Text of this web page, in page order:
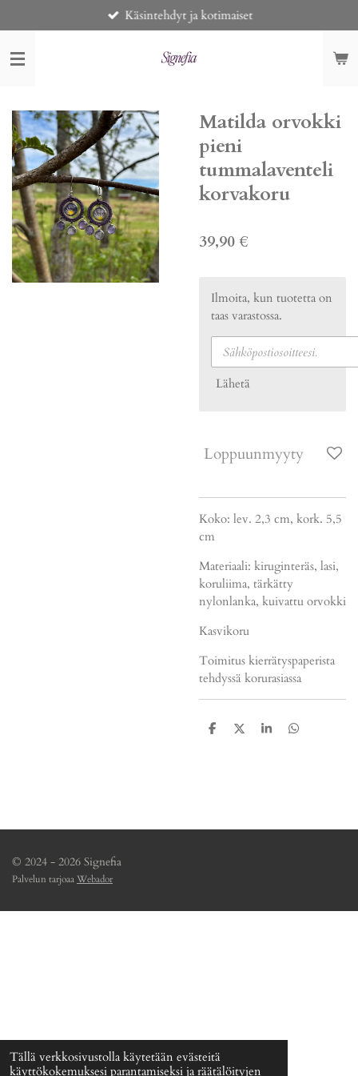
Tällä verkkosivustolla käytetään evästeitä
käyttökokemuksesi parantamiseksi ja räätälöityjen
pääsisältöön
Käsintehdyt ja kotimaiset
Matilda orvokki
pieni
tummalaventeli
korvakoru
39,90 €
Ilmoita, kun tuotetta on
taas varastossa.
Lähetä
Loppuunmyyty
Koko: lev. 2,3 cm, kork. 5,5
cm
Materiaali: kiruginteräs, lasi,
koruliima, tärkätty
nylonlanka, kuivattu orvokki
Kasvikoru
Toimitus kierrätyspaperista
tehdyssä korurasiassa
J
J
J
J
© 2024 - 2026 Signefia
Palvelun tarjoaaWebador